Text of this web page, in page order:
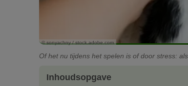
© sonyachny / stock.adobe.com
Of het nu tijdens het spelen is of door stress:
Inhoudsopgave